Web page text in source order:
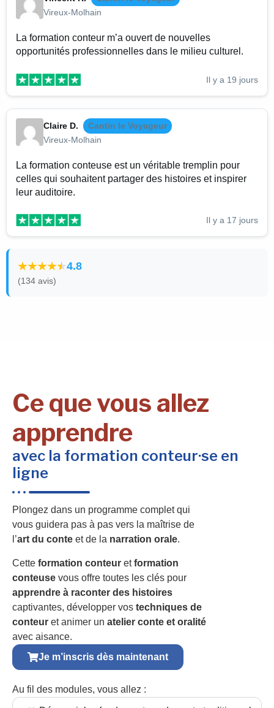
Vireux-Molhain
La formation conteur m’a ouvert de nouvelles
opportunités professionnelles dans le milieu culturel.
Il y a 19 jours
Claire D.
Cantin le Voyageur
Vireux-Molhain
La formation conteuse est un véritable tremplin pour
celles qui souhaitent partager des histoires et inspirer
leur auditoire.
Il y a 17 jours
4.8
(134 avis)
Ce que vous allez
apprendre
avec la formation conteur·se en
ligne
Plongez dans un programme complet qui
vous guidera pas à pas vers la maîtrise de
l’art du conte et de la narration orale.
Cette formation conteur etformation
conteuse vous offre toutes les clés pour
apprendre à raconter des histoires
captivantes, développer vos techniques de
conteur et animer un atelier conte et oralité
avec aisance.
Je m’inscris dès maintenant
Au fil des modules, vous allez :